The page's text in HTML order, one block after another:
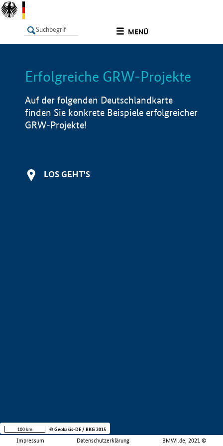
MENÜ
LISTE Info
Erfolgreiche GRW-Projekte
Auf der folgenden Deutschlandkarte
finden Sie konkrete Beispiele erfolgreicher
GRW-Projekte!
LOS GEHT'S
Impressum Datenschutzerklärung BMWi.de, 2021 ©
100 km © Geobasis-DE / BKG 2015